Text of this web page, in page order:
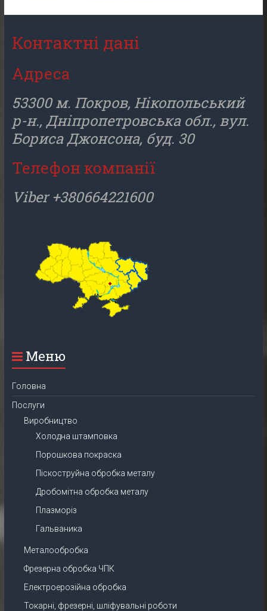
Контактні дані
Адреса
53300 м. Покров, Нікопольський
р-н., Дніпропетровська обл., вул.
Бориса Джонсона, буд. 30
Телефон компанії
Viber +380664221600
Меню
Головна
Послуги
Виробництво
Холодна штамповка
Порошкова покраска
Піскоструйна обробка металу
Дробомітна обробка металу
Плазморіз
Гальваника
Металообробка
Фрезерна обробка ЧПК
Електроерозійна обробка
Токарні, фрезерні, шліфувальні роботи